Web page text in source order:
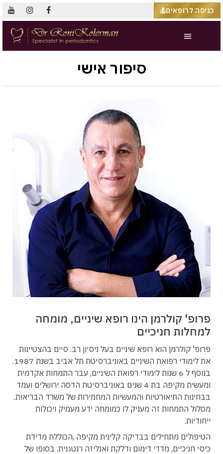
כניסה לרופאים
סיפור אישי
פרופ' קולרמן הינו רופא שיניים, מומחה
למחלות חניכיים
פרופ' קולרמן הוא רופא שיניים בעל ניסיון רב. סיים בהצטיינות
את לימודי רפואת השיניים באוניברסיטת תל אביב בשנת 1987.
בנוסף ל 6 שנות לימודי רפואת השיניים, עבר התמחות אקדמית
ומעשית מקיפה בת 4 שנים באוניברסיטת הדסה ירושלים ועמד
בבחינות התיאורטיות והמעשיות המחמירות של משרד הבריאות.
מסלול התמחות זה מעניק לו כמומחה ידע מעמיק ויכולות
ייחודיות.
הטיפולים מתחילים בבדיקה קלינית מקיפה ,הכוללת מדידת
כיסי חניכיים, מדדי דימום ודלקת ואנליזה רנטגנית. בסופו של